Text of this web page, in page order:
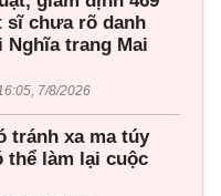
sĩ chưa rõ danh
Nghĩa trang Mai
7/8/2026
tránh xa ma túy
thể làm lại cuộc